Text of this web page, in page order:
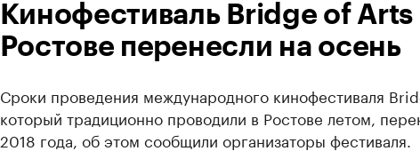
Кинофестиваль Bridge of Arts
Ростове перенесли на осень
Сроки проведения международного кинофестиваля
который традиционно проводили в Ростове летом,
2018 года, об этом сообщили организаторы фестиваля.